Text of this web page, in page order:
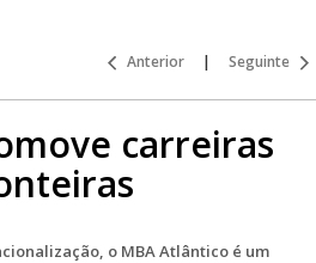
Anterior | Seguinte
carreiras
o MBA Atlântico é um